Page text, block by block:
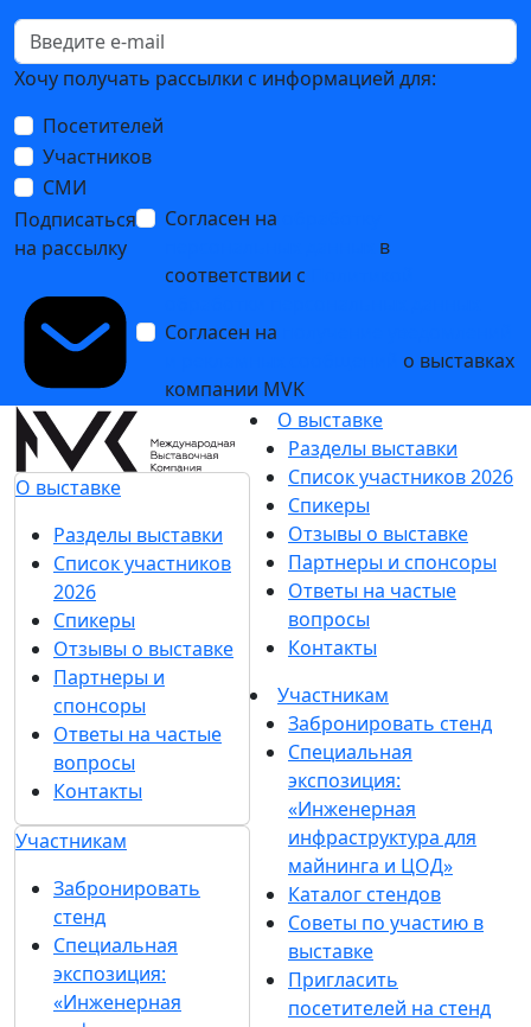
Хочу получать рассылки с информацией для:
Посетителей
Участников
СМИ
Подписаться
на рассылку
Согласен на
в
соответствии с
Согласен на
о выставках
компании MVK
О выставке
Разделы выставки
Список участников
2026
Спикеры
Отзывы о выставке
Партнеры и
спонсоры
Ответы на частые
вопросы
Контакты
Участникам
Забронировать
стенд
Специальная
экспозиция:
«Инженерная
О выставке
Разделы выставки
Список участников 2026
Спикеры
Отзывы о выставке
Партнеры и спонсоры
Ответы на частые
вопросы
Контакты
Участникам
Забронировать стенд
Специальная
экспозиция:
«Инженерная
инфраструктура для
майнинга и ЦОД»
Каталог стендов
Советы по участию в
выставке
Пригласить
посетителей на стенд